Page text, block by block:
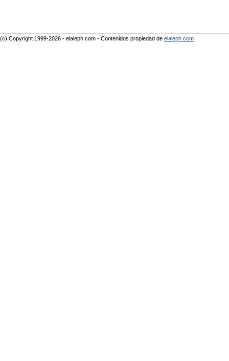
(c) Copyright 1999-2026 - elaleph.com - Contenidos propiedad de elaleph.com